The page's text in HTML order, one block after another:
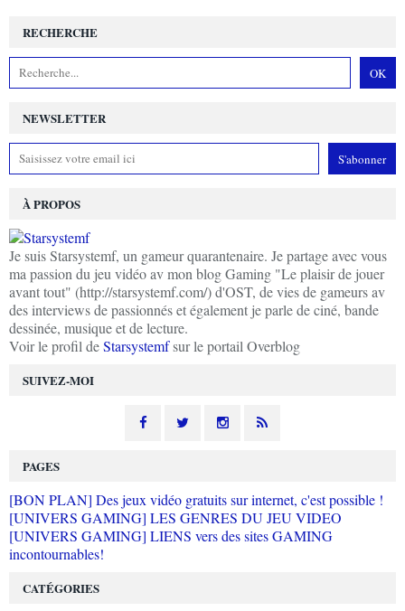
NEWSLETTER
SUIVEZ-MOI
RECHERCHE
À PROPOS
Je suis Starsystemf, un gameur quarantenaire. Je partage avec vous
ma passion du jeu vidéo av mon blog Gaming "Le plaisir de jouer
avant tout" (http://starsystemf.com/) d'OST, de vies de gameurs av
des interviews de passionnés et également je parle de ciné, bande
dessinée, musique et de lecture.
Voir le profil deStarsystemfsur le portail Overblog
PAGES
[BON PLAN] Des jeux vidéo gratuits sur internet, c'est possible !
[UNIVERS GAMING] LES GENRES DU JEU VIDEO
[UNIVERS GAMING] LIENS vers des sites GAMING
incontournables!
CATÉGORIES